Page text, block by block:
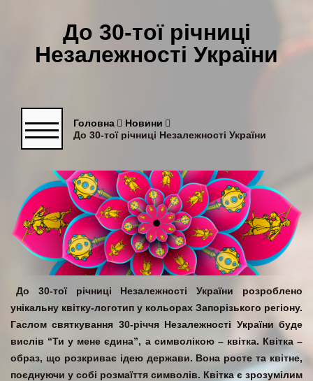
До 30-тої річниці
Незалежності України
Головна
Новини
До 30-тої річниці Незалежності України
До 30-тої річниці Незалежності України розроблено
унікальну квітку-логотип у кольорах Запорізького регіону.
Гаслом святкування 30-річчя Незалежності України буде
вислів “Ти у мене єдина”, а символікою – квітка. Квітка –
образ, що розкриває ідею держави. Вона росте та квітне,
поєднуючи у собі розмаїття символів. Квітка є зрозумілим